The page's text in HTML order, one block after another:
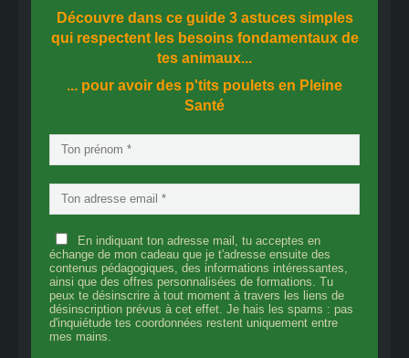
Découvre dans ce guide 3 astuces simples
qui respectent les besoins fondamentaux de
tes animaux...
... pour avoir des p'tits poulets en Pleine
Santé
En indiquant ton adresse mail, tu acceptes en
échange de mon cadeau que je t'adresse ensuite des
contenus pédagogiques, des informations intéressantes,
ainsi que des offres personnalisées de formations. Tu
peux te désinscrire à tout moment à travers les liens de
désinscription prévus à cet effet. Je hais les spams : pas
d'inquiétude tes coordonnées restent uniquement entre
mes mains.